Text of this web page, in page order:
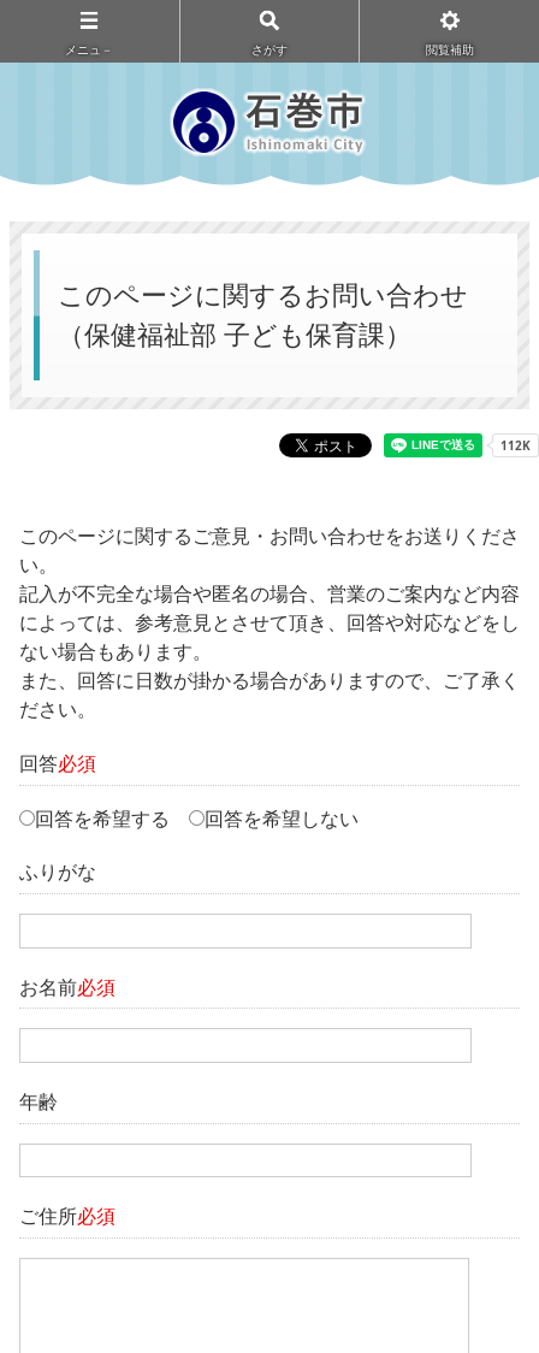
メニュ－ さがす 閲覧補助
このページに関するお問い合わせ
（保健福祉部 子ども保育課）
このページに関するご意見・お問い合わせをお送りくださ
い。
記入が不完全な場合や匿名の場合、営業のご案内など内容
によっては、参考意見とさせて頂き、回答や対応などをし
ない場合もあります。
また、回答に日数が掛かる場合がありますので、ご了承く
ださい。
回答必須
回答を希望する 回答を希望しない
ふりがな
お名前必須
年齢
ご住所必須